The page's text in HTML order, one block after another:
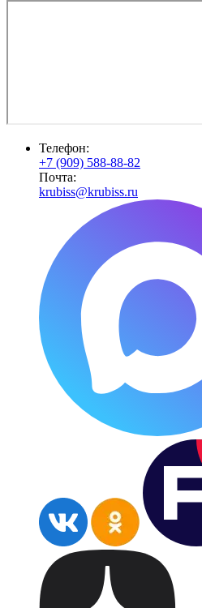
Телефон:
+7 (909) 588-88-82
Почта:
krubiss@krubiss.ru